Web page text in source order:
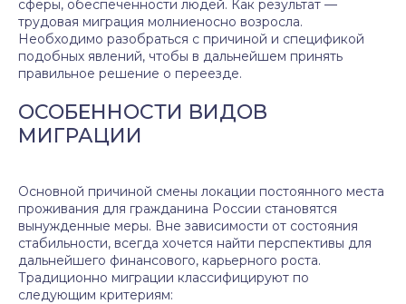
сферы, обеспеченности людей. Как результат —
трудовая миграция молниеносно возросла.
Необходимо разобраться с причиной и спецификой
подобных явлений, чтобы в дальнейшем принять
правильное решение о переезде.
ОСОБЕННОСТИ ВИДОВ
МИГРАЦИИ
Основной причиной смены локации постоянного места
проживания для гражданина России становятся
вынужденные меры. Вне зависимости от состояния
стабильности, всегда хочется найти перспективы для
дальнейшего финансового, карьерного роста.
Традиционно миграции классифицируют по
следующим критериям: